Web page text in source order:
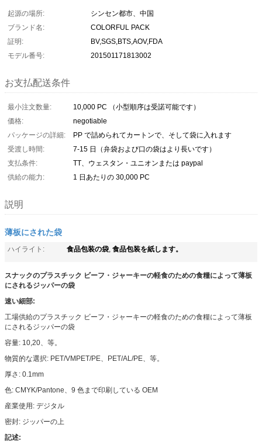
起源の場所:
シンセン都市、中国
ブランド名:
COLORFUL PACK
証明:
BV,SGS,BTS,AOV,FDA
モデル番号:
201501171813002
お支払配送条件
最小注文数量:
10,000 PC （小型順序は受諾可能です）
価格:
negotiable
パッケージの詳細:
PP で詰められてカートンで、そして袋に入れます
受渡し時間:
7-15 日（弁袋および口の袋はより長いです）
支払条件:
TT、ウェスタン・ユニオンまたは paypal
供給の能力:
1 日あたりの 30,000 PC
説明
薄板にされた袋
ハイライト: 食品包装の袋, 食品包装を紙します。
スナックのプラスチック ビーフ・ジャーキーの軽食のための食糧によって薄板
にされるジッパーの袋
速い細部:
工場供給のプラスチック ビーフ・ジャーキーの軽食のための食糧によって薄板
にされるジッパーの袋
容量: 10,20、等。
物質的な選択: PET/VMPET/PE、PET/AL/PE、等。
厚さ: 0.1mm
色: CMYK/Pantone、9 色まで印刷している OEM
産業使用: デジタル
密封: ジッパーの上
記述: